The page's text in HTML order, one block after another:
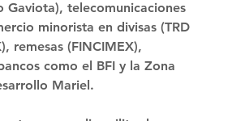
Gaviota), telecomunicaciones
minorista en divisas (TRD
remesas (FINCIMEX),
como el BFI y la Zona
Mariel.